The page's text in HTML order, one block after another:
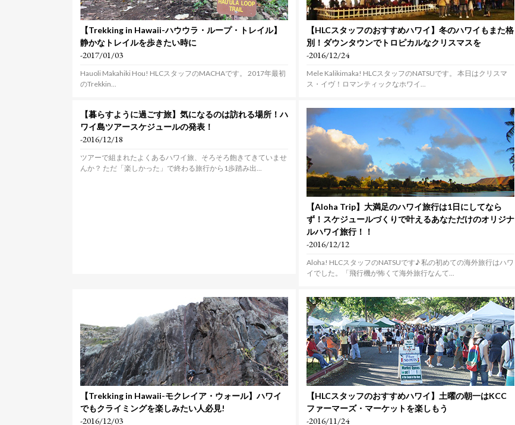
【Trekking in Hawaii-ハウウラ・ループ・トレイル】
静かなトレイルを歩きたい時に
-2017/01/03
Hauoli Makahiki Hou! HLCスタッフのMACHAです。 2017年最初
のTrekkin...
【HLCスタッフのおすすめハワイ】冬のハワイもまた格
別！ダウンタウンでトロピカルなクリスマスを
-2016/12/24
Mele Kalikimaka! HLCスタッフのNATSUです。 本日はクリスマ
ス・イヴ！ロマンティックなホワイ...
【暮らすように過ごす旅】気になるのは訪れる場所！ハ
ワイ島ツアースケジュールの発表！
-2016/12/18
ツアーで組まれたよくあるハワイ旅、そろそろ飽きてきていませ
んか？ ただ「楽しかった」で終わる旅行から1歩踏み出...
【Aloha Trip】大満足のハワイ旅行は1日にしてなら
ず！スケジュールづくりで叶えるあなただけのオリジナ
ルハワイ旅行！！
-2016/12/12
Aloha! HLCスタッフのNATSUです♪ 私の初めての海外旅行はハワ
イでした。「飛行機が怖くて海外旅行なんて...
【Trekking in Hawaii-モクレイア・ウォール】ハワイ
でもクライミングを楽しみたい人必見!
-2016/12/03
【HLCスタッフのおすすめハワイ】土曜の朝一はKCC
ファーマーズ・マーケットを楽しもう
-2016/11/24